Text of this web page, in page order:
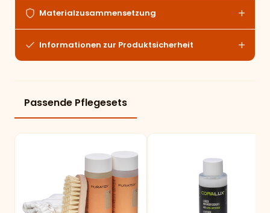
Materialzusammensetzung
Informationen zur Produktsicherheit
Passende Pflegesets